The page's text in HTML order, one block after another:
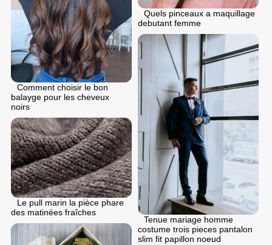
Quels pinceaux a maquillage
debutant femme
Comment choisir le bon
balayge pour les cheveux
noirs
Tenue mariage homme
costume trois pieces pantalon
slim fit papillon noeud
Le pull marin la pièce phare
des matinées fraîches